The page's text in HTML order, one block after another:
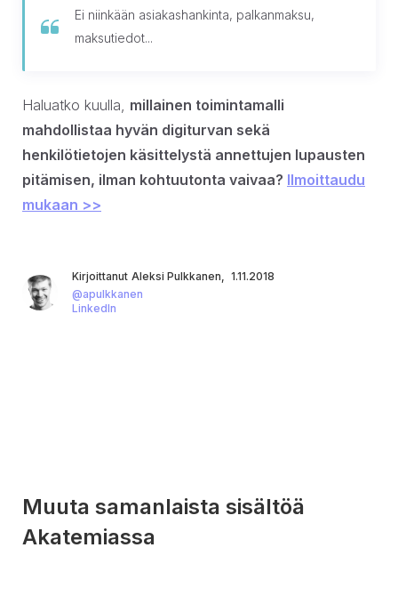
Ei niinkään asiakashankinta, palkanmaksu,
maksutiedot...
Haluatko kuulla, millainen toimintamalli
mahdollistaa hyvän digiturvan sekä
henkilötietojen käsittelystä annettujen lupausten
pitämisen, ilman kohtuutonta vaivaa? Ilmoittaudu
mukaan >>
Kirjoittanut Aleksi Pulkkanen, 1.11.2018
@apulkkanen
LinkedIn
Muuta samanlaista sisältöä
Akatemiassa